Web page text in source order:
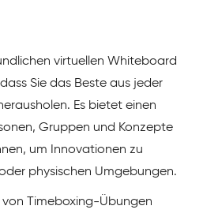
virtuellen Whiteboard
Sie das Beste aus jeder
Es bietet einen
Gruppen und Konzepte
um Innovationen zu
physischen Umgebungen.
von Timeboxing-Übungen